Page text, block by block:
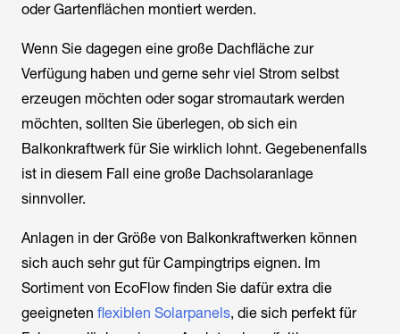
oder Gartenflächen montiert werden.
Wenn Sie dagegen eine große Dachfläche zur
Verfügung haben und gerne sehr viel Strom selbst
erzeugen möchten oder sogar stromautark werden
möchten, sollten Sie überlegen, ob sich ein
Balkonkraftwerk für Sie wirklich lohnt. Gegebenenfalls
ist in diesem Fall eine große Dachsolaranlage
sinnvoller.
Anlagen in der Größe von Balkonkraftwerken können
sich auch sehr gut für Campingtrips eignen. Im
Sortiment von EcoFlow finden Sie dafür extra die
geeigneten flexiblen Solarpanels, die sich perfekt für